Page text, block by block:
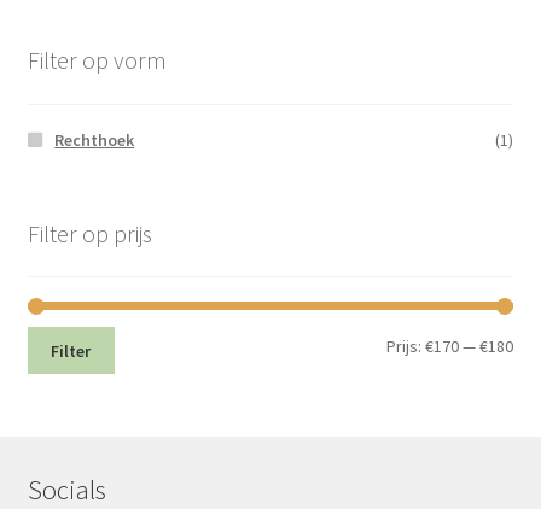
Filter op vorm
Rechthoek (1)
Filter op prijs
Min.
Filter Prijs:€170—€180
Socials